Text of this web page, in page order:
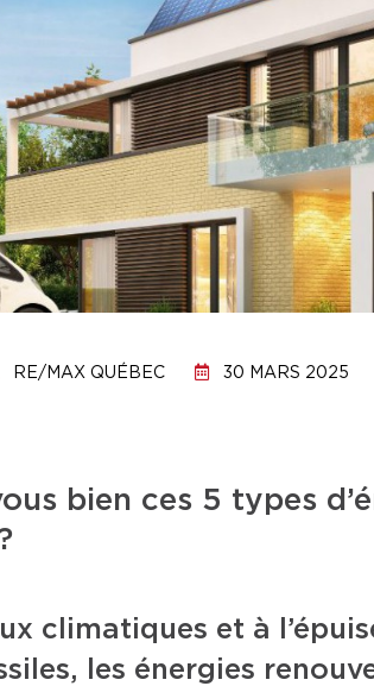
RE/MAX QUÉBEC 30 MARS 2025
bien ces 5 types
climatiques et à
les énergies